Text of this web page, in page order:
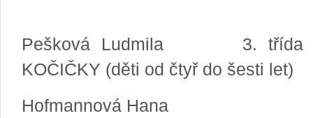
Pešková Ludmila 3. třída –
KOČIČKY (děti od čtyř do šesti let)
Hofmannová Hana